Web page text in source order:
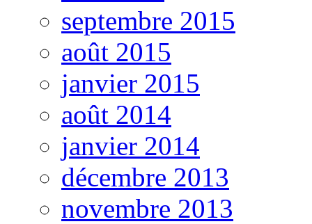
septembre 2015
août 2015
janvier 2015
août 2014
janvier 2014
décembre 2013
novembre 2013